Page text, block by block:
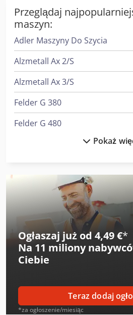
Przeglądaj
maszyn:
Adler Maszyny Do Szycia
Alzmetall Ax 2/S
Alzmetall Ax 3/S
Felder G 380
Felder G 480
Flott Bsm 75
Graule Akf 6/250
Index Ms22-6
Lagun L 1400
Pokaż
Ogłaszaj już od 4,49 €*
Na 11 miliony
Ciebie
Teraz dodaj
*za ogłoszenie/miesiąc